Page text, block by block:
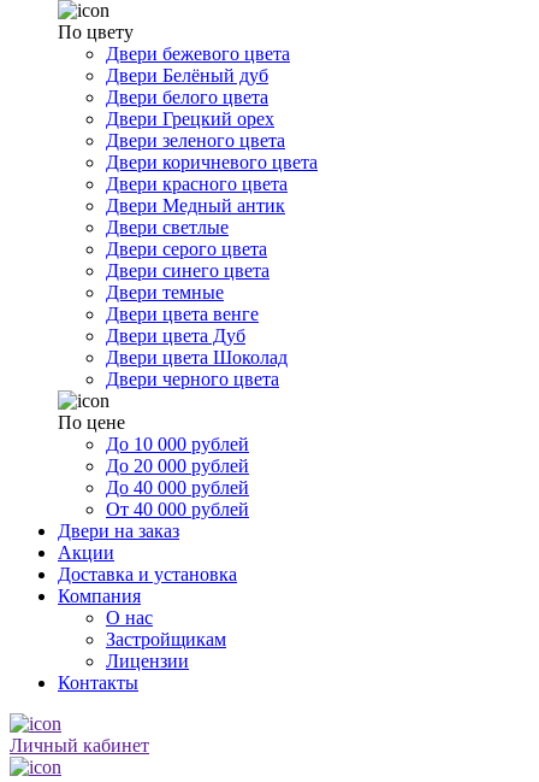
По цвету
Двери бежевого цвета
Двери Белёный дуб
Двери белого цвета
Двери Грецкий орех
Двери зеленого цвета
Двери коричневого цвета
Двери красного цвета
Двери Медный антик
Двери светлые
Двери серого цвета
Двери синего цвета
Двери темные
Двери цвета венге
Двери цвета Дуб
Двери цвета Шоколад
Двери черного цвета
По цене
До 10 000 рублей
До 20 000 рублей
До 40 000 рублей
От 40 000 рублей
Двери на заказ
Акции
Доставка и установка
Компания
О нас
Застройщикам
Лицензии
Контакты
Личный кабинет